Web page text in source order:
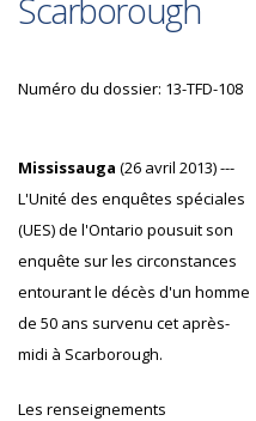
Scarborough
Numéro du dossier: 13-TFD-108
Mississauga (26 avril 2013) ---
L'Unité des enquêtes spéciales
(UES) de l'Ontario pousuit son
enquête sur les circonstances
entourant le décès d'un homme
de 50 ans survenu cet après-
midi à Scarborough.
Les renseignements